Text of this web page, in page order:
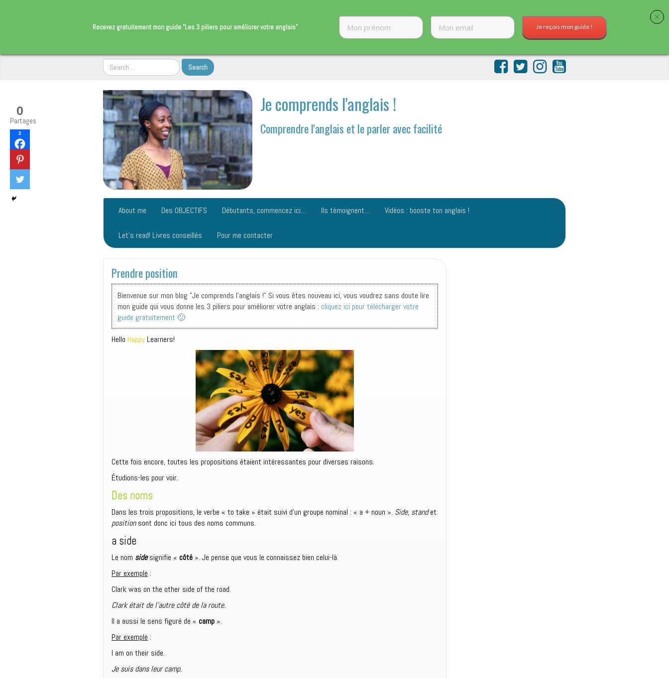
Je comprends l'anglais !
Comprendre l'anglais et le parler avec facilité
About me Des OBJECTIFS Débutants, commencez ici… Ils témoignent… Vidéos : booste ton anglais !
Let’s read! Livres conseillés Pour me contacter
Prendre position
Bienvenue sur mon blog "Je comprends l'anglais !" Si vous êtes nouveau ici, vous voudrez sans doute lire
mon guide qui vous donne les 3 piliers pour améliorer votre anglais : cliquez ici pour télécharger votre
guide gratuitement 🙂
Hello HappyLearners!
Cette fois encore, toutes les propositions étaient intéressantes pour diverses raisons.
Étudions-les pour voir.
Des noms
Dans les trois propositions, le verbe « to take » était suivi d’un groupe nominal : « a + noun ». Side, standet
positionsont donc ici tous des noms communs.
a side
Le nom sidesignifie « côté ». Je pense que vous le connaissez bien celui-là.
Par exemple :
Clark was on the other side of the road.
Clark était de l’autre côté de la route.
Il a aussi le sens figuré de « camp ».
Par exemple :
I am on their side.
Je suis dans leur camp.
0
Partages
2
​Recevez gratuitement mon guide "Les 3 piliers pour améliorer ​votre anglais" Je reçois mon guide !